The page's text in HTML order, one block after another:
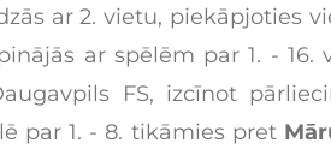
ar 2. vietu, piekāpjoties
ar spēlēm par 1. - 16.
FS, izcīnot
par 1. - 8. tikāmies pret